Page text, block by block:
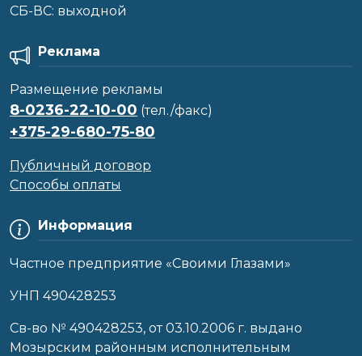
CБ-ВС: выходной
Информация
Частное предприятие «Своими Глазами»
УНП 490428253
Cв-во № 490428253, от 03.10.2006 г. выдано
Мозырским районным исполнительным
Реклама
Размещение рекламы
8-0236-22-10-00 (тел./факс)
+375-29-680-75-80
Публичный договор
Способы оплаты